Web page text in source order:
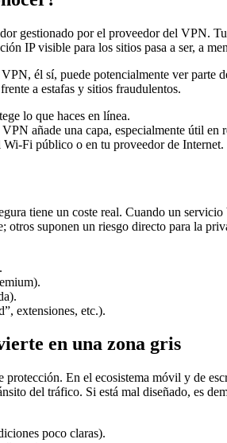
gestionado por el proveedor del VPN.
IP visible para los sitios pasa a ser, a
él sí, puede potencialmente ver parte
a estafas y sitios fraudulentos.
lo que haces en línea.
añade una capa, especialmente útil en
Fi público o en tu proveedor de Internet.
tiene un coste real. Cuando un
otros suponen un riesgo directo para la
extensiones, etc.).
en una zona gris
En el ecosistema móvil y de
del tráfico. Si está mal diseñado, es
poco claras).